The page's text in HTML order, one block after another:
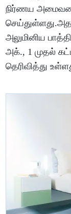
நிர்ணய
அலுமினிய
அக்., 1 முதல்
தெரிவித்து